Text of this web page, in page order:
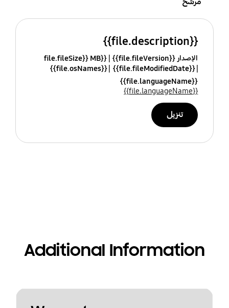
{{file.description}}
الإصدار {{file.fileVersion}}
{{file.fileSize}} MB
{{file.fileModifiedDate}}
{{file.osNames}}
{{file.languageName}}
{{file.languageName}}
تنزيل
Additional Information